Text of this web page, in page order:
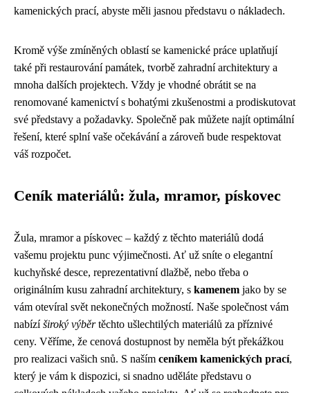
kamenických prací, abyste měli jasnou představu o nákladech.
Kromě výše zmíněných oblastí se kamenické práce uplatňují
také při restaurování památek, tvorbě zahradní architektury a
mnoha dalších projektech. Vždy je vhodné obrátit se na
renomované kamenictví s bohatými zkušenostmi a prodiskutovat
své představy a požadavky. Společně pak můžete najít optimální
řešení, které splní vaše očekávání a zároveň bude respektovat
váš rozpočet.
Ceník materiálů: žula, mramor, pískovec
Žula, mramor a pískovec – každý z těchto materiálů dodá
vašemu projektu punc výjimečnosti. Ať už sníte o elegantní
kuchyňské desce, reprezentativní dlažbě, nebo třeba o
originálním kusu zahradní architektury, s kamenem jako by se
vám otevíral svět nekonečných možností. Naše společnost vám
nabízíširoký výběrtěchto ušlechtilých materiálů za příznivé
ceny. Věříme, že cenová dostupnost by neměla být překážkou
pro realizaci vašich snů. S naším ceníkem kamenických prací,
který je vám k dispozici, si snadno uděláte představu o